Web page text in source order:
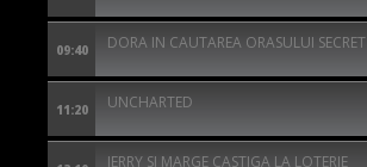
09:40 DORA IN CAUTAREA ORASULUI SECRET
11:20 UNCHARTED
JERRY SI MARGE CASTIGA LA LOTERIE